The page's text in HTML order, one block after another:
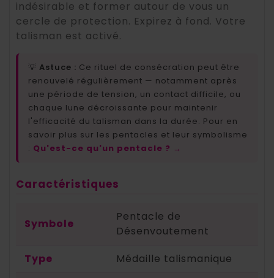
indésirable et former autour de vous un
cercle de protection. Expirez à fond. Votre
talisman est activé.
💡 Astuce : Ce rituel de consécration peut être
renouvelé régulièrement — notamment après
une période de tension, un contact difficile, ou
chaque lune décroissante pour maintenir
l'efficacité du talisman dans la durée. Pour en
savoir plus sur les pentacles et leur symbolisme
: Qu'est-ce qu'un pentacle ? →
Caractéristiques
Symbole
Pentacle de
Désenvoutement
Type
Médaille talismanique